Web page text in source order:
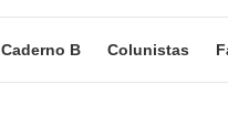
Caderno B Colunistas